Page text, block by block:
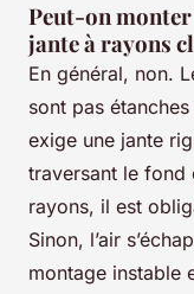
Peut-on monter
jante à rayons
En général, non.
sont pas
exige une jante
traversant le fond
rayons, il est
Sinon, l’air
montage instable